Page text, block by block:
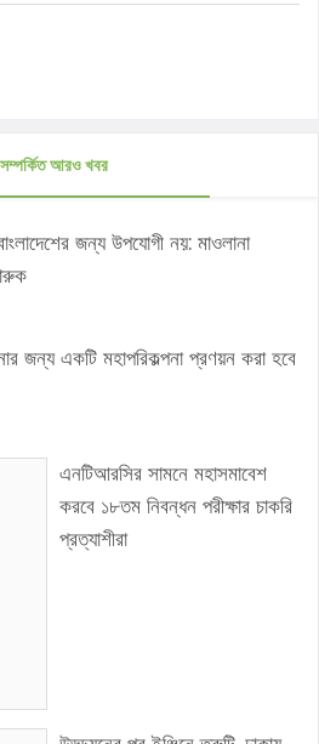
আরও খবর
জন্য উপযোগী নয়: মাওলানা
জন্য একটি মহাপরিকল্পনা প্রণয়ন করা হবে
এনটিআরসির সামনে মহাসমাবেশ
করবে ১৮তম নিবন্ধন পরীক্ষার চাকরি
প্রত্যাশীরা